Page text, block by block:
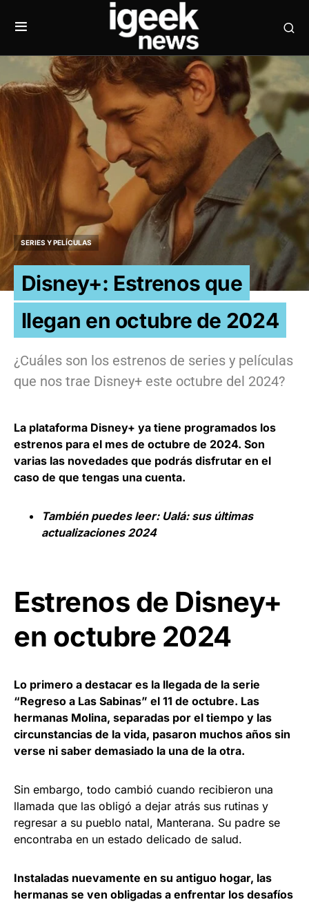
SERIES Y PELÍCULAS
Disney+: Estrenos que
llegan en octubre de 2024
¿Cuáles son los estrenos de series y películas
que nos trae Disney+ este octubre del 2024?
La plataforma Disney+ ya tiene programados los
estrenos para el mes de octubre de 2024. Son
varias las novedades que podrás disfrutar en el
caso de que tengas una cuenta.
También puedes leer: Ualá: sus últimas
actualizaciones 2024
Estrenos de Disney+
en octubre 2024
Lo primero a destacar es la llegada de la serie
“Regreso a Las Sabinas” el 11 de octubre. Las
hermanas Molina, separadas por el tiempo y las
circunstancias de la vida, pasaron muchos años sin
verse ni saber demasiado la una de la otra.
Sin embargo, todo cambió cuando recibieron una
llamada que las obligó a dejar atrás sus rutinas y
regresar a su pueblo natal, Manterana. Su padre se
encontraba en un estado delicado de salud.
Instaladas nuevamente en su antiguo hogar, las
hermanas se ven obligadas a enfrentar los desafíos